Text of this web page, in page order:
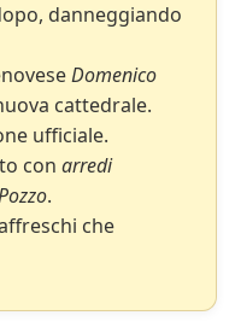
danneggiando
Domenico
cattedrale.
ufficiale.
con arredi
.
che